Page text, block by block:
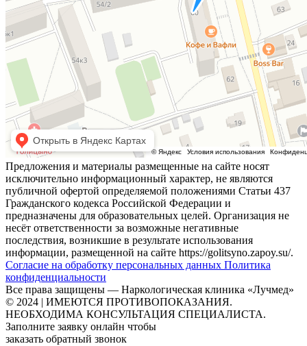
Предложения и материалы размещенные на сайте носят
исключительно информационный характер, не являются
публичной офертой определяемой положениями Статьи 437
Гражданского кодекса Российской Федерации и
предназначены для образовательных целей. Организация не
несёт ответственности за возможные негативные
последствия, возникшие в результате использования
информации, размещенной на сайте https://golitsyno.zapoy.su/.
Согласие на обработку персональных данных Политика
конфиденциальности
Все права защищены — Наркологическая клиника «Лучмед»
© 2024 | ИМЕЮТСЯ ПРОТИВОПОКАЗАНИЯ.
НЕОБХОДИМА КОНСУЛЬТАЦИЯ СПЕЦИАЛИСТА.
Заполните заявку онлайн чтобы
заказать обратный звонок